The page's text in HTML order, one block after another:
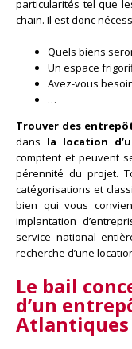
particularités tel que
chain. Il est donc
Quels biens
Un espace
Avez-vous
…
Trouver des
dans la location
comptent et peuvent
pérennité du projet.
catégorisations et
bien qui vous
implantation
service national
recherche d’une
Le bail
d’un
Atlantiques